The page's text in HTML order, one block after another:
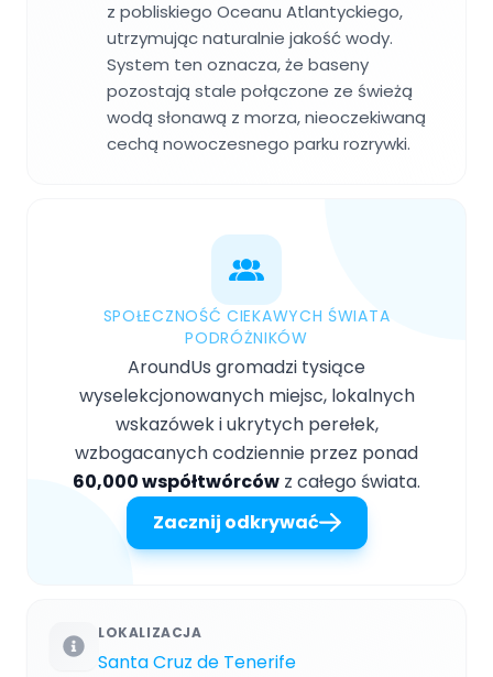
z pobliskiego Oceanu Atlantyckiego,
utrzymując naturalnie jakość wody.
System ten oznacza, że baseny
pozostają stale połączone ze świeżą
wodą słonawą z morza, nieoczekiwaną
cechą nowoczesnego parku rozrywki.
SPOŁECZNOŚĆ CIEKAWYCH ŚWIATA
PODRÓŻNIKÓW
AroundUs gromadzi tysiące
wyselekcjonowanych miejsc, lokalnych
wskazówek i ukrytych perełek,
wzbogacanych codziennie przez ponad
60,000 współtwórców z całego świata.
Zacznij odkrywać
LOKALIZACJA
Santa Cruz de Tenerife